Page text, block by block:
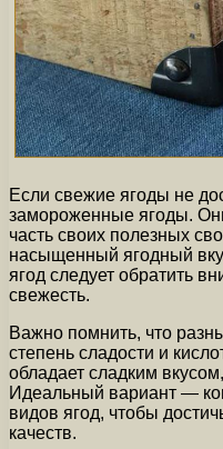
Если свежие ягоды не
замороженные ягоды.
часть своих полезных
насыщенный ягодный
ягод следует обратить
свежесть.
Важно помнить, что
степень сладости и
обладает сладким
Идеальный вариант —
видов ягод, чтобы
качеств.